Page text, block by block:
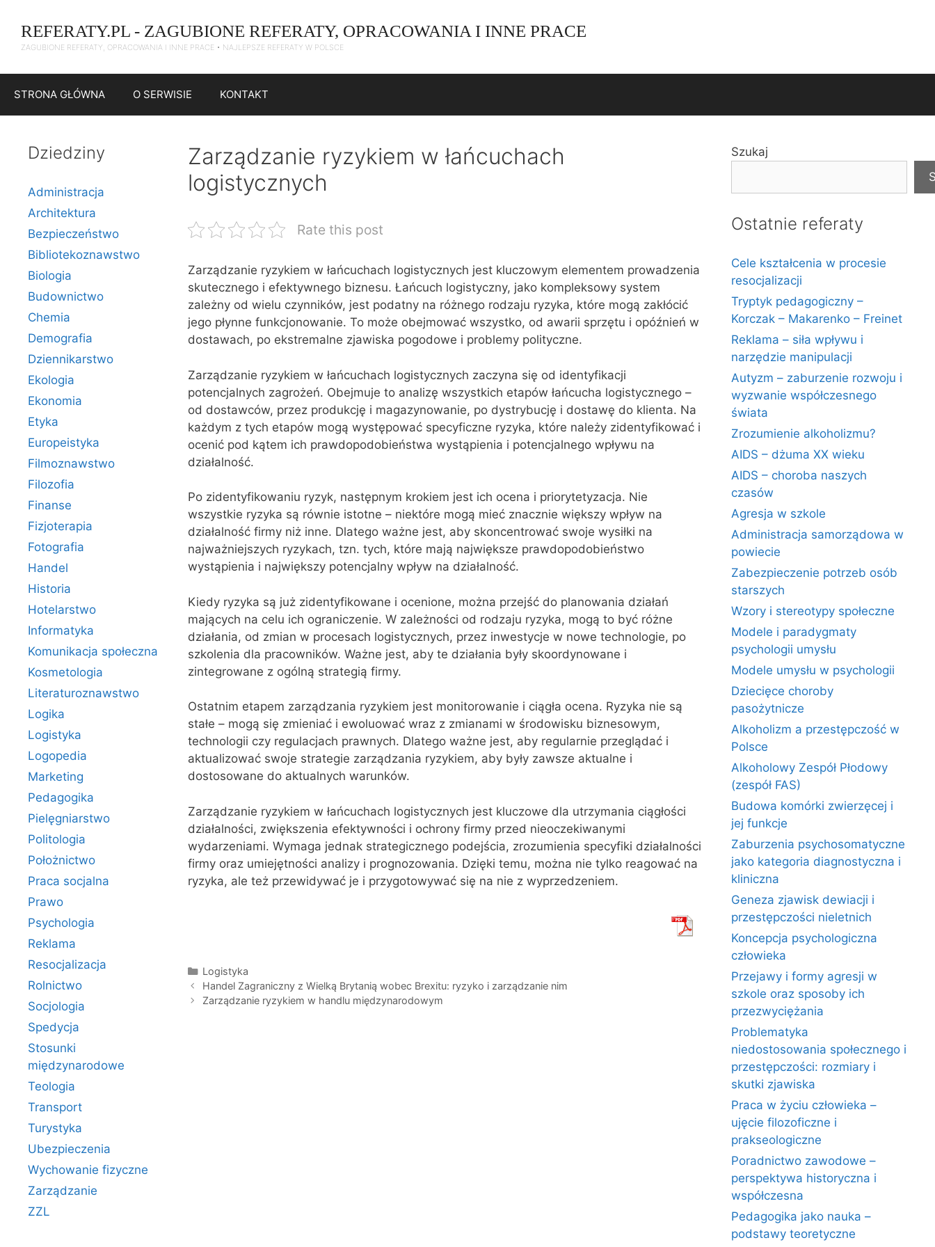
treści
REFERATY.PL - ZAGUBIONE REFERATY, OPRACOWANIA I INNE PRACE
ZAGUBIONE REFERATY, OPRACOWANIA I INNE PRACE • NAJLEPSZE REFERATY W POLSCE
STRONA GŁÓWNA O SERWISIE KONTAKT
Zarządzanie ryzykiem w łańcuchach
logistycznych
Rate this post
Zarządzanie ryzykiem w łańcuchach logistycznych jest kluczowym elementem prowadzenia
skutecznego i efektywnego biznesu. Łańcuch logistyczny, jako kompleksowy system
zależny od wielu czynników, jest podatny na różnego rodzaju ryzyka, które mogą zakłócić
jego płynne funkcjonowanie. To może obejmować wszystko, od awarii sprzętu i opóźnień w
dostawach, po ekstremalne zjawiska pogodowe i problemy polityczne.
Zarządzanie ryzykiem w łańcuchach logistycznych zaczyna się od identyfikacji
potencjalnych zagrożeń. Obejmuje to analizę wszystkich etapów łańcucha logistycznego –
od dostawców, przez produkcję i magazynowanie, po dystrybucję i dostawę do klienta. Na
każdym z tych etapów mogą występować specyficzne ryzyka, które należy zidentyfikować i
ocenić pod kątem ich prawdopodobieństwa wystąpienia i potencjalnego wpływu na
działalność.
Po zidentyfikowaniu ryzyk, następnym krokiem jest ich ocena i priorytetyzacja. Nie
wszystkie ryzyka są równie istotne – niektóre mogą mieć znacznie większy wpływ na
działalność firmy niż inne. Dlatego ważne jest, aby skoncentrować swoje wysiłki na
najważniejszych ryzykach, tzn. tych, które mają największe prawdopodobieństwo
wystąpienia i największy potencjalny wpływ na działalność.
Kiedy ryzyka są już zidentyfikowane i ocenione, można przejść do planowania działań
mających na celu ich ograniczenie. W zależności od rodzaju ryzyka, mogą to być różne
działania, od zmian w procesach logistycznych, przez inwestycje w nowe technologie, po
szkolenia dla pracowników. Ważne jest, aby te działania były skoordynowane i
zintegrowane z ogólną strategią firmy.
Ostatnim etapem zarządzania ryzykiem jest monitorowanie i ciągła ocena. Ryzyka nie są
stałe – mogą się zmieniać i ewoluować wraz z zmianami w środowisku biznesowym,
technologii czy regulacjach prawnych. Dlatego ważne jest, aby regularnie przeglądać i
aktualizować swoje strategie zarządzania ryzykiem, aby były zawsze aktualne i
dostosowane do aktualnych warunków.
Zarządzanie ryzykiem w łańcuchach logistycznych jest kluczowe dla utrzymania ciągłości
działalności, zwiększenia efektywności i ochrony firmy przed nieoczekiwanymi
wydarzeniami. Wymaga jednak strategicznego podejścia, zrozumienia specyfiki działalności
firmy oraz umiejętności analizy i prognozowania. Dzięki temu, można nie tylko reagować na
ryzyka, ale też przewidywać je i przygotowywać się na nie z wyprzedzeniem.
Kategorie
Logistyka
Handel Zagraniczny z Wielką Brytanią wobec Brexitu: ryzyko i zarządzanie nim
Zarządzanie ryzykiem w handlu międzynarodowym
Dziedziny
Administracja
Architektura
Bezpieczeństwo
Bibliotekoznawstwo
Biologia
Budownictwo
Chemia
Demografia
Dziennikarstwo
Ekologia
Ekonomia
Etyka
Europeistyka
Filmoznawstwo
Filozofia
Finanse
Fizjoterapia
Fotografia
Handel
Historia
Hotelarstwo
Informatyka
Komunikacja społeczna
Kosmetologia
Literaturoznawstwo
Logika
Logistyka
Logopedia
Marketing
Pedagogika
Pielęgniarstwo
Politologia
Położnictwo
Praca socjalna
Prawo
Psychologia
Reklama
Resocjalizacja
Rolnictwo
Socjologia
Spedycja
Stosunki
międzynarodowe
Teologia
Transport
Turystyka
Ubezpieczenia
Wychowanie fizyczne
Zarządzanie
ZZL
Szukaj
Ostatnie referaty
Cele kształcenia w procesie
resocjalizacji
Tryptyk pedagogiczny –
Korczak – Makarenko – Freinet
Reklama – siła wpływu i
narzędzie manipulacji
Autyzm – zaburzenie rozwoju i
wyzwanie współczesnego
świata
Zrozumienie alkoholizmu?
AIDS – dżuma XX wieku
AIDS – choroba naszych
czasów
Agresja w szkole
Administracja samorządowa w
powiecie
Zabezpieczenie potrzeb osób
starszych
Wzory i stereotypy społeczne
Modele i paradygmaty
psychologii umysłu
Modele umysłu w psychologii
Dziecięce choroby
pasożytnicze
Alkoholizm a przestępczość w
Polsce
Alkoholowy Zespół Płodowy
(zespół FAS)
Budowa komórki zwierzęcej i
jej funkcje
Zaburzenia psychosomatyczne
jako kategoria diagnostyczna i
kliniczna
Geneza zjawisk dewiacji i
przestępczości nieletnich
Koncepcja psychologiczna
człowieka
Przejawy i formy agresji w
szkole oraz sposoby ich
przezwyciężania
Problematyka
niedostosowania społecznego i
przestępczości: rozmiary i
skutki zjawiska
Praca w życiu człowieka –
ujęcie filozoficzne i
prakseologiczne
Poradnictwo zawodowe –
perspektywa historyczna i
współczesna
Pedagogika jako nauka –
podstawy teoretyczne